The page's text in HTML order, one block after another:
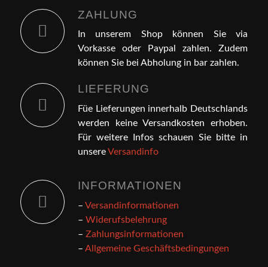
ZAHLUNG
In unserem Shop können Sie via
Vorkasse oder Paypal zahlen. Zudem
können Sie bei Abholung in bar zahlen.
LIEFERUNG
Füe Lieferungen innerhalb Deutschlands
werden keine Versandkosten erhoben.
Für weitere Infos schauen Sie bitte in
unsereVersandinfo
INFORMATIONEN
– Versandinformationen
– Widerufsbelehrung
– Zahlungsinformationen
– Allgemeine Geschäftsbedingungen